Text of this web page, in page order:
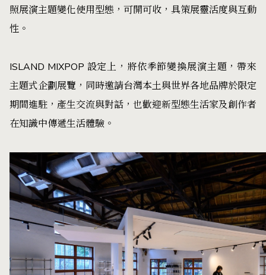
照展演主題變化使用型態，可開可收，具策展靈活度與互動
性。
ISLAND MIXPOP 設定上，將依季節變換展演主題，帶來
主題式企劃展覽，同時邀請台灣本土與世界各地品牌於限定
期間進駐，產生交流與對話，也歡迎新型態生活家及創作者
在知識中傳遞生活體驗。